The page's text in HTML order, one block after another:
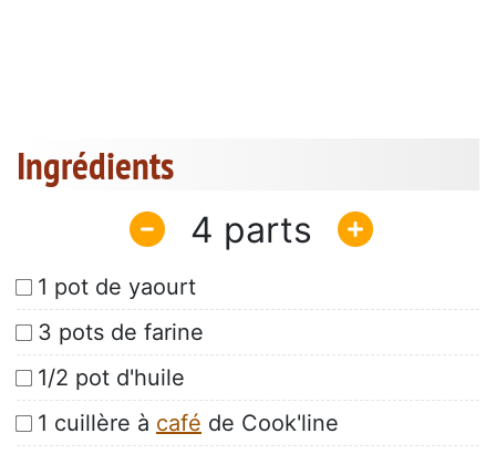
Ingrédients
4
1 pot de yaourt
3 pots de farine
1/2 pot d'huile
1 cuillère à café de Cook'line